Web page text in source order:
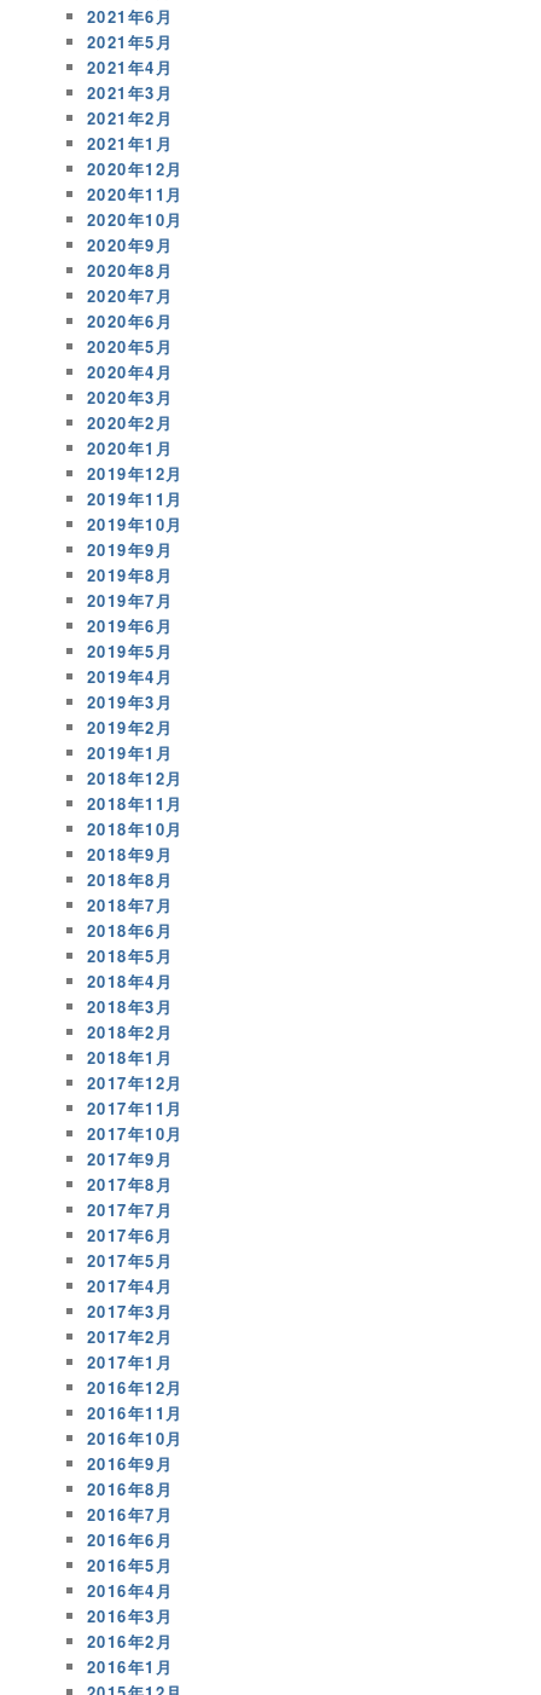
2021年6月
2021年5月
2021年4月
2021年3月
2021年2月
2021年1月
2020年12月
2020年11月
2020年10月
2020年9月
2020年8月
2020年7月
2020年6月
2020年5月
2020年4月
2020年3月
2020年2月
2020年1月
2019年12月
2019年11月
2019年10月
2019年9月
2019年8月
2019年7月
2019年6月
2019年5月
2019年4月
2019年3月
2019年2月
2019年1月
2018年12月
2018年11月
2018年10月
2018年9月
2018年8月
2018年7月
2018年6月
2018年5月
2018年4月
2018年3月
2018年2月
2018年1月
2017年12月
2017年11月
2017年10月
2017年9月
2017年8月
2017年7月
2017年6月
2017年5月
2017年4月
2017年3月
2017年2月
2017年1月
2016年12月
2016年11月
2016年10月
2016年9月
2016年8月
2016年7月
2016年6月
2016年5月
2016年4月
2016年3月
2016年2月
2016年1月